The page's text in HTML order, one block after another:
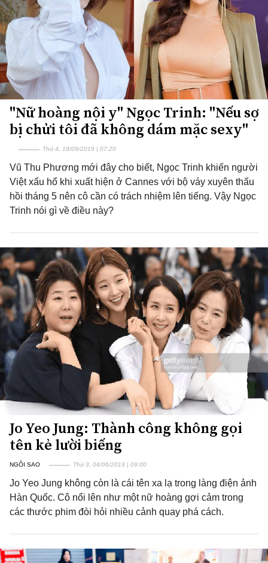
"Nữ hoàng nội y" Ngọc Trinh: "Nếu sợ
bị chửi tôi đã không dám mặc sexy"
Thứ 4, 18/09/2019 | 07:20
Vũ Thu Phương mới đây cho biết, Ngọc Trinh khiến người
Việt xấu hổ khi xuất hiện ở Cannes với bộ váy xuyên thấu
hồi tháng 5 nên cô cần có trách nhiệm lên tiếng. Vậy Ngọc
Trinh nói gì về điều này?
Jo Yeo Jung: Thành công không gọi
tên kẻ lười biếng
NGÔI SAO Thứ 3, 04/06/2019 | 09:00
Jo Yeo Jung không còn là cái tên xa lạ trong làng điện ảnh
Hàn Quốc. Cô nổi lên như một nữ hoàng gợi cảm trong
các thước phim đòi hỏi nhiều cảnh quay phá cách.